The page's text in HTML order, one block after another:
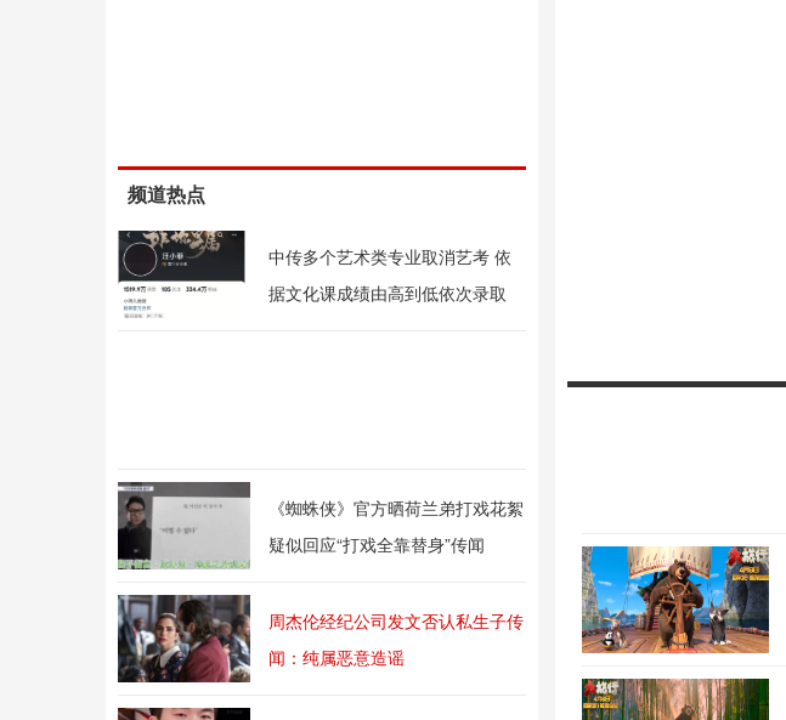
频道热点
中传多个艺术类专业取消艺考 依
据文化课成绩由高到低依次录取
《蜘蛛侠》官方晒荷兰弟打戏花絮
疑似回应“打戏全靠替身”传闻
周杰伦经纪公司发文否认私生子传
闻：纯属恶意造谣